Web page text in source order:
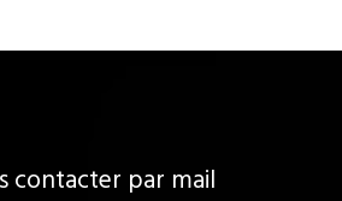
contacter par mail